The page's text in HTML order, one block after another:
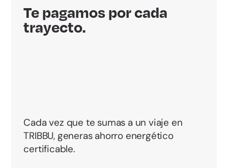
Te pagamos por cada
trayecto.
Cada vez que te sumas a un viaje en
TRIBBU, generas ahorro energético
certificable.